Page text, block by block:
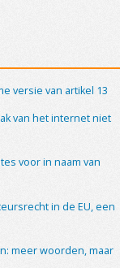
versie van artikel 13
van het internet niet
voor in naam van
in de EU, een
meer woorden, maar